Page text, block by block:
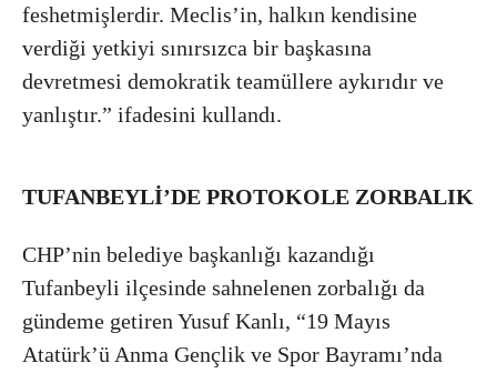
feshetmişlerdir. Meclis’in, halkın kendisine
verdiği yetkiyi sınırsızca bir başkasına
devretmesi demokratik teamüllere aykırıdır ve
yanlıştır.” ifadesini kullandı.
TUFANBEYLİ’DE PROTOKOLE ZORBALIK
CHP’nin belediye başkanlığı kazandığı
Tufanbeyli ilçesinde sahnelenen zorbalığı da
gündeme getiren Yusuf Kanlı, “19 Mayıs
Atatürk’ü Anma Gençlik ve Spor Bayramı’nda